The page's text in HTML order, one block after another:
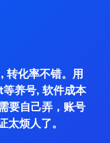
转化率不错。用
养号, 软件成本
要自己弄，账号
烦人了。